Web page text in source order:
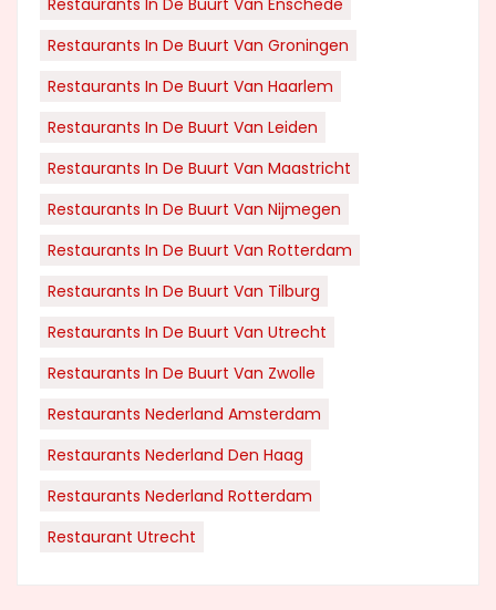
Restaurants In De Buurt Van Enschede
Restaurants In De Buurt Van Groningen
Restaurants In De Buurt Van Haarlem
Restaurants In De Buurt Van Leiden
Restaurants In De Buurt Van Maastricht
Restaurants In De Buurt Van Nijmegen
Restaurants In De Buurt Van Rotterdam
Restaurants In De Buurt Van Tilburg
Restaurants In De Buurt Van Utrecht
Restaurants In De Buurt Van Zwolle
Restaurants Nederland Amsterdam
Restaurants Nederland Den Haag
Restaurants Nederland Rotterdam
Restaurant Utrecht